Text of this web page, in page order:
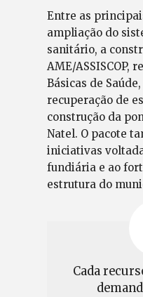
Entre as
ampliação do
sanitário, a
AME/ASSISCOP,
Básicas de
recuperação de
construção da
Natel. O pacote
iniciativas
fundiária e ao
estrutura do
Cada